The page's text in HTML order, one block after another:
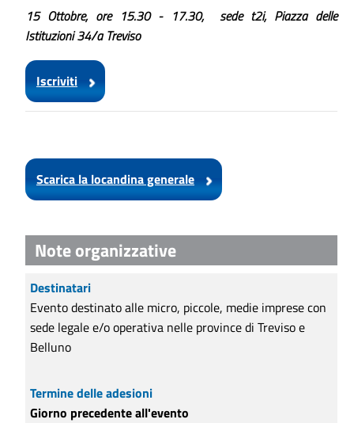
15 Ottobre, ore 15.30 - 17.30, sede t2i, Piazza delle
Istituzioni 34/a Treviso
Iscriviti
Scarica la locandina generale
Note organizzative
Destinatari
Evento destinato alle micro, piccole, medie imprese con
sede legale e/o operativa nelle province di Treviso e
Belluno
Termine delle adesioni
Giorno precedente all'evento